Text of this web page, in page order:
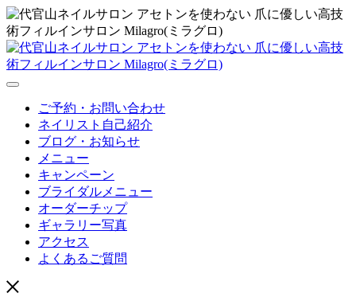
ご予約・お問い合わせ
ネイリスト自己紹介
ブログ・お知らせ
メニュー
キャンペーン
ブライダルメニュー
オーダーチップ
ギャラリー写真
アクセス
よくあるご質問